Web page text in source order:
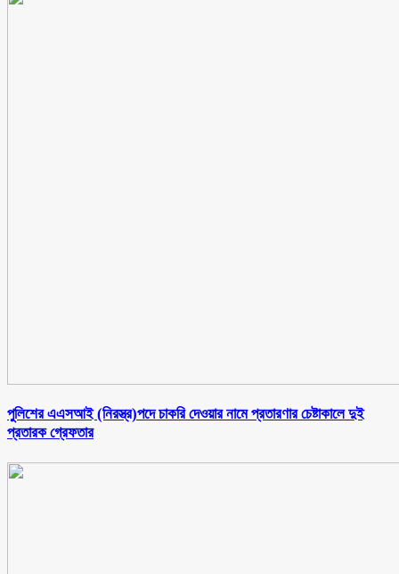
পুলিশের এএসআই (নিরস্ত্র)পদে চাকরি দেওয়ার নামে প্রতারণার চেষ্টাকালে দুই
প্রতারক গ্রেফতার